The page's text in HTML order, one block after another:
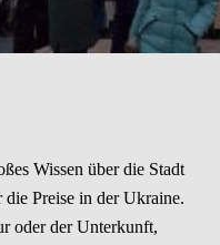
Wissen über die Stadt
Preise in der Ukraine.
oder der Unterkunft,